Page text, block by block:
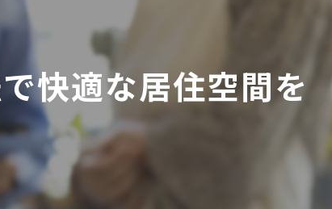
防カビ
カビ専門
ZEH住宅
カビ検査
快適な居住空間を